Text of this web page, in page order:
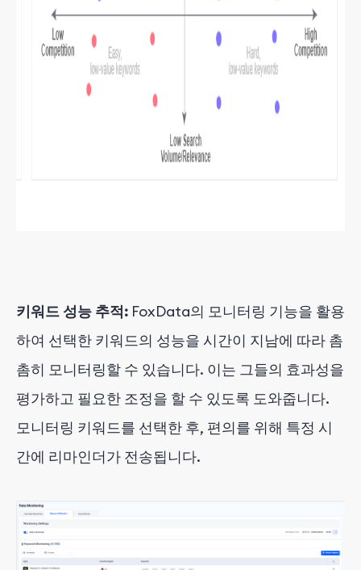
키워드 성능 추적: FoxData의 모니터링 기능을 활용
하여 선택한 키워드의 성능을 시간이 지남에 따라 촘
촘히 모니터링할 수 있습니다. 이는 그들의 효과성을
평가하고 필요한 조정을 할 수 있도록 도와줍니다.
모니터링 키워드를 선택한 후, 편의를 위해 특정 시
간에 리마인더가 전송됩니다.